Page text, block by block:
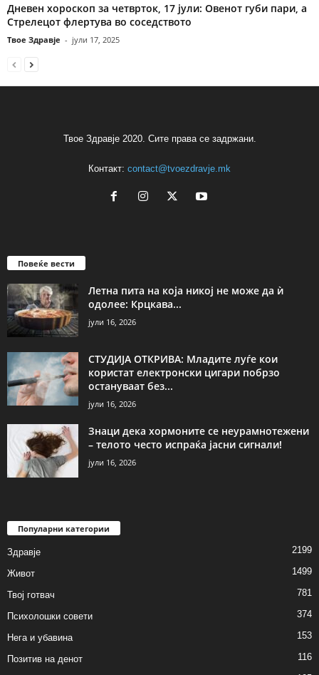
Дневен хороскоп за четврток, 17 јули: Овенот губи пари, а
Стрелецот флертува во соседството
Твое Здравје - јули 17, 2025
Твое Здравје 2020. Сите права се задржани.
Контакт: contact@tvoezdravje.mk
Повеќе вести
Летна пита на која никој не може да ѝ
одолее: Крцкава...
јули 16, 2026
СТУДИЈА ОТКРИВА: Младите луѓе кои
користат електронски цигари побрзо
остануваат без...
јули 16, 2026
Знаци дека хормоните се неурамнотежени
– телото често испраќа јасни сигнали!
јули 16, 2026
Популарни категории
Здравје 2199
Живот 1499
Твој готвач 781
Психолошки совети 374
Нега и убавина 153
Позитив на денот 116